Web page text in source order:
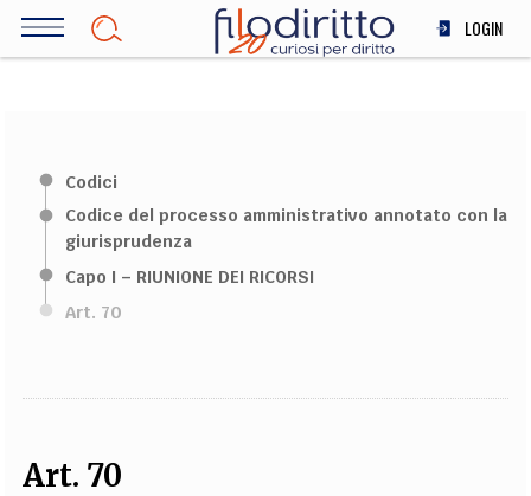
Salta
LOGIN
SCIENZA
FILODIRITTO
Codici
Codice del processo amministrativo annotato con la
giurisprudenza
Capo I – RIUNIONE DEI RICORSI
Art. 70
Art. 70